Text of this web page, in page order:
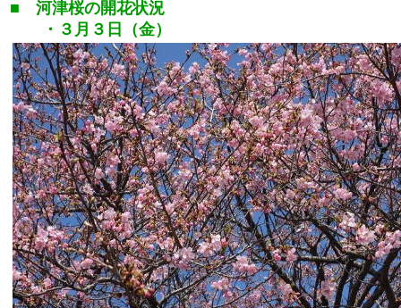
■ 河津桜の開花状況
・３月３日（金）